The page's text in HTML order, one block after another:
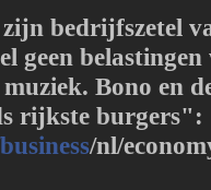
bedrijfszetel
geen
Bono en
rijkste burgers":
/nl/